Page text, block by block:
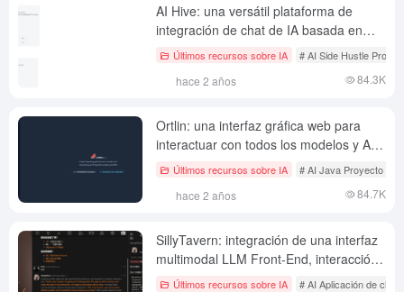
AI Hive: una versátil plataforma de
integración de chat de IA basada en
JavaÚltimos recursos sobre IA # AI Side Hustle
hace 2 años 84.3K
Ortlin: una interfaz gráfica web para
interactuar con todos los modelos y API
de OpenAI.
Últimos recursos sobre IA # AI Java Proyecto de
hace 2 años 84.7K
SillyTavern: integración de una interfaz
multimodal LLM Front-End, interacción
con IA y juegos de rol
Últimos recursos sobre IA # AI Aplicación de chat